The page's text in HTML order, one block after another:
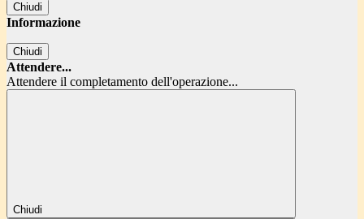
Chiudi
Informazione
Chiudi
Attendere...
Attendere il completamento dell'operazione...
Chiudi